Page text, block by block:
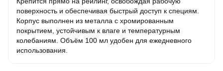
поверхность и обеспечивая быстрый доступ к специям.
Корпус выполнен из металла с хромированным
покрытием, устойчивым к влаге и температурным
колебаниям. Объём 100 мл удобен для ежедневного
использования.